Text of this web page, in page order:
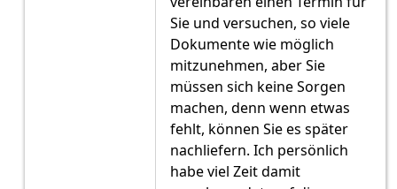
Sie und versuchen, so viele
Dokumente wie möglich
mitzunehmen, aber Sie
müssen sich keine Sorgen
machen, denn wenn etwas
fehlt, können Sie es später
nachliefern. Ich persönlich
habe viel Zeit damit